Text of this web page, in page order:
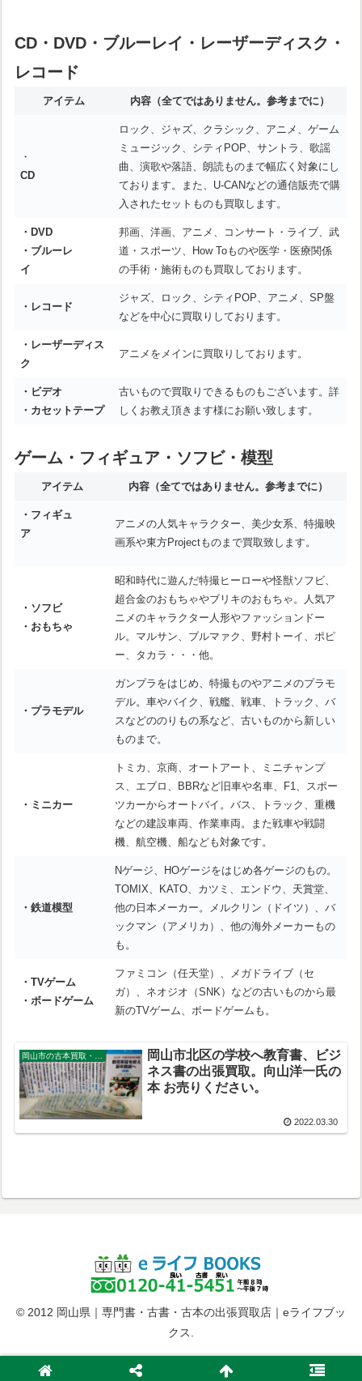
CD・DVD・ブルーレイ・レーザーディスク・
レコード
アイテム 内容 （全てではありません。参考までに）
・
CD
ロック、ジャズ、クラシック、アニメ、ゲーム
ミュージック、シティPOP、サントラ、歌謡
曲、演歌や落語、朗読ものまで幅広く対象にし
ております。また、U-CANなどの通信販売で購
入されたセットものも買取します。
・DVD
・ブルーレ
イ
邦画、洋画、アニメ、コンサート・ライブ、武
道・スポーツ、How Toものや医学・医療関係
の手術・施術ものも買取しております。
・レコード
ジャズ、ロック、シティPOP、アニメ、SP盤
などを中心に買取りしております。
・レーザーディス
ク
アニメをメインに買取りしております。
・ビデオ
・カセットテープ
古いもので買取りできるものもございます。詳
しくお教え頂きます様にお願い致します。
ゲーム・フィギュア・ソフビ・模型
アイテム 内容（全てではありません。参考までに）
・フィギュ
ア
アニメの人気キャラクター、美少女系、特撮映
画系や東方Projectものまで買取致します。
・ソフビ
・おもちゃ
昭和時代に遊んだ特撮ヒーローや怪獣ソフビ、
超合金のおもちゃやブリキのおもちゃ。人気ア
ニメのキャラクター人形やファッションドー
ル。マルサン、ブルマァク、野村トーイ、ポピ
ー、タカラ・・・他。
・プラモデル
ガンプラをはじめ、特撮ものやアニメのプラモ
デル。車やバイク、戦艦、戦車、トラック、バ
スなどののりもの系など、古いものから新しい
ものまで。
・ミニカー
トミカ、京商、オートアート、ミニチャンプ
ス、エブロ、BBRなど旧車や名車、F1、スポー
ツカーからオートバイ。バス、トラック、重機
などの建設車両、作業車両。また戦車や戦闘
機、航空機、船なども対象です。
・鉄道模型
Nゲージ、HOゲージをはじめ各ゲージのもの。
TOMIX、KATO、カツミ、エンドウ、天賞堂、
他の日本メーカー。メルクリン（ドイツ）、バ
ックマン（アメリカ）、他の海外メーカーもの
も。
・TVゲーム
・ボードゲーム
ファミコン（任天堂）、メガドライブ（セ
ガ）、ネオジオ（SNK）などの古いものから最
新のTVゲーム、ボードゲームも。
岡山市の古本買取・出張買取
岡山市北区の学校へ教育書、ビジ
ネス書の出張買取。向山洋一氏の
本 お売りください。
2022.03.30
© 2012 岡山県｜専門書・古書・古本の出張買取店｜eライフブッ
クス.